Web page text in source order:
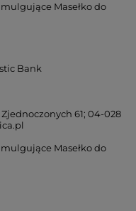
Masełko do
Bank
61; 04-028
Masełko do